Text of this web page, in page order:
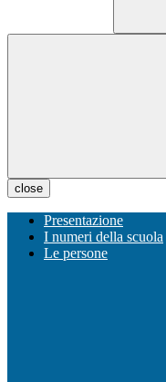
close
Presentazione
I numeri della scuola
Le persone